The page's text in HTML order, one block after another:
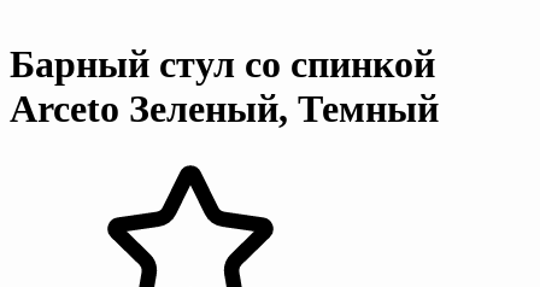
Барный стул со спинкой
Arceto Зеленый, Темный